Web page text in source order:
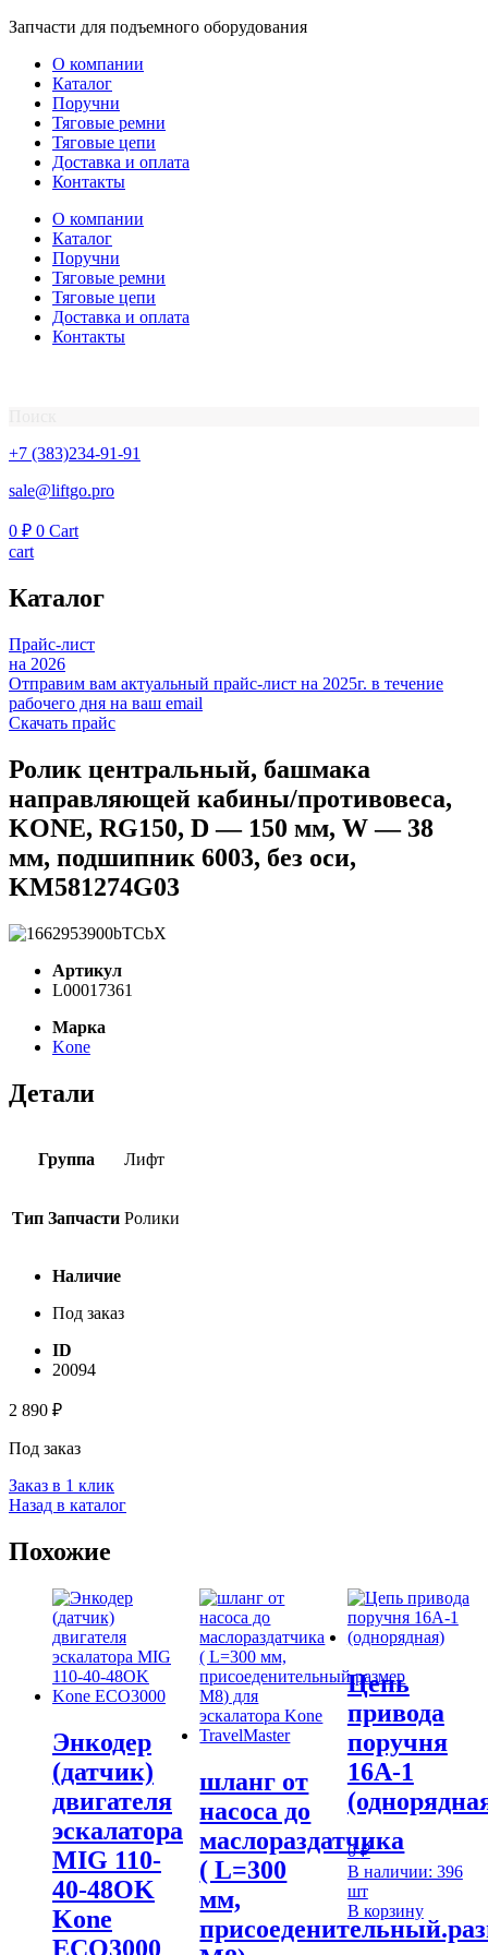
Перейти
содержимому
Запчасти для подъемного оборудования
О компании
Каталог
Поручни
Тяговые ремни
Тяговые цепи
Доставка и оплата
Контакты
О компании
Каталог
Поручни
Тяговые ремни
Тяговые цепи
Доставка и оплата
Контакты
+7 (383)234-91-91
sale@liftgo.pro
0 ₽ 0 Cart
cart
Каталог
Прайс-лист
на 2026
Отправим вам актуальный прайс-лист на 2025г. в течение
рабочего дня на ваш email
Скачать прайс
Ролик центральный, башмака
направляющей кабины/противовеса,
KONE, RG150, D — 150 мм, W — 38
мм, подшипник 6003, без оси,
KM581274G03
Артикул
L00017361
Марка
Kone
Детали
Группа Лифт
Тип Запчасти Ролики
Наличие
Под заказ
ID
20094
2 890 ₽
Под заказ
Заказ в 1 клик
Назад в каталог
Похожие
Энкодер
(датчик)
двигателя
эскалатора
MIG 110-
40-48OK
Kone
ECO3000
шланг от
насоса до
маслораздатчика
( L=300
мм,
Цепь
привода
поручня
16A-1
0₽
В наличии: 396
шт
В корзину